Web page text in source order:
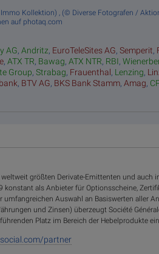
Kollektion) , (© Diverse Fotografen /
auf photaq.com
AG, Andritz, EuroTeleSites AG, Semperit,
, ATX TR, Bawag, ATX NTR, RBI,
Group, Strabag, Frauenthal, Lenzing,
, BTV AG, BKS Bank Stamm, Amag,
weltweit größten Derivate-Emittenten und auch
konstant als Anbieter für Optionsscheine,
umfangreichen Auswahl an Basiswerten aller
und Zinsen) überzeugt Société
Platz im Bereich der Hebelprodukte ein.
partner